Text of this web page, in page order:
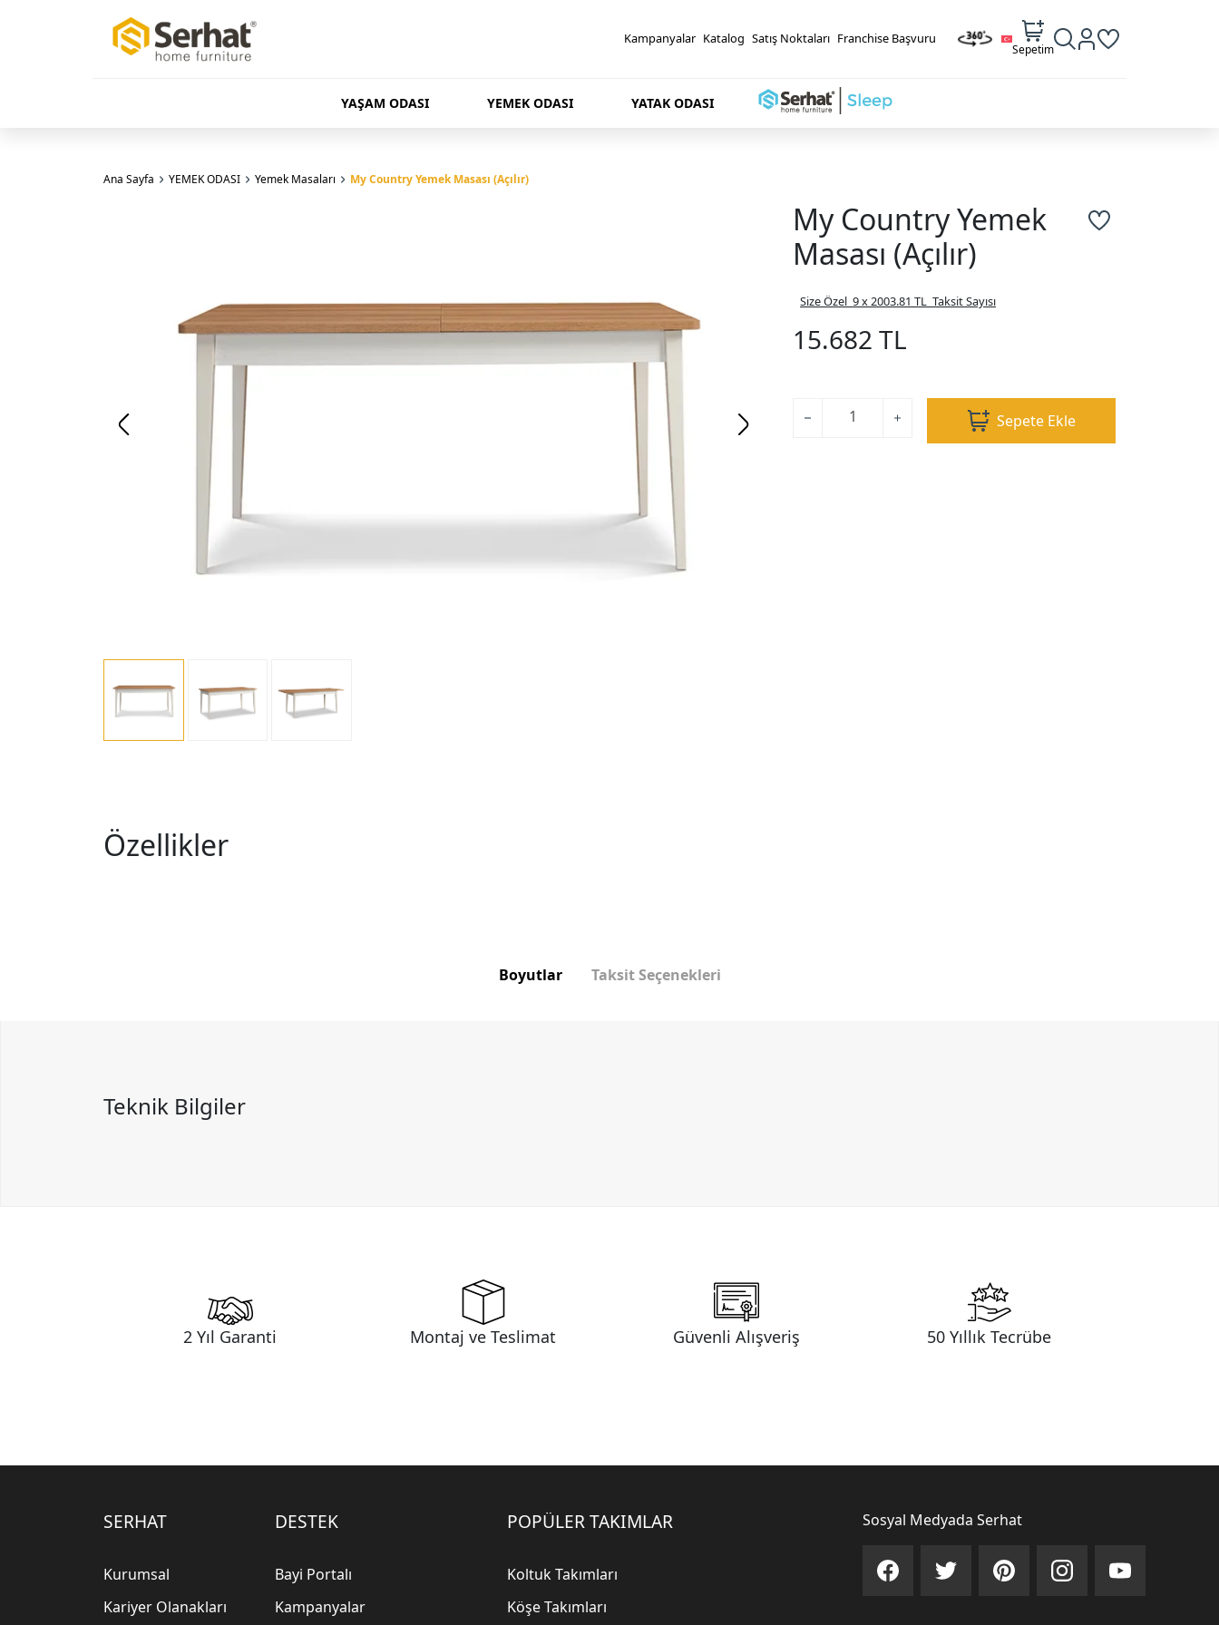
Kampanyalar Katalog Satış Noktaları Franchise Başvuru
Sepetim
YAŞAM ODASI YEMEK ODASI YATAK ODASI
Ana Sayfa YEMEK ODASI Yemek Masaları My Country Yemek Masası (Açılır)
My Country Yemek
Masası (Açılır)
Size Özel 9 x 2003.81 TL Taksit Sayısı
15.682 TL
Sepete Ekle
Özellikler
Boyutlar Taksit Seçenekleri
Teknik Bilgiler
2 Yıl Garanti Montaj ve Teslimat Güvenli Alışveriş 50 Yıllık Tecrübe
SERHAT
Kurumsal
Kariyer Olanakları
DESTEK
Bayi Portalı
Kampanyalar
POPÜLER TAKIMLAR
Koltuk Takımları
Köşe Takımları
Sosyal Medyada Serhat